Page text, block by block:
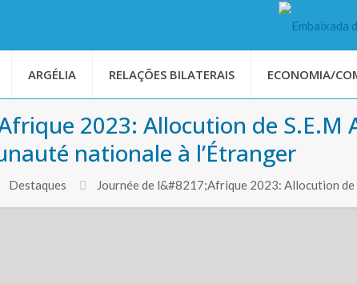
ARGÉLIA RELAÇÕES BILATERAIS ECONOMIA/
2023: Allocution de
nationale à l’Étranger
Destaques Journée de l&#8217;Afrique 2023: Allocution